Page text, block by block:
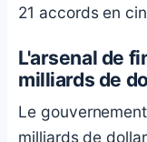
21 accords en
L'arsenal de
milliards de
Le
milliards de